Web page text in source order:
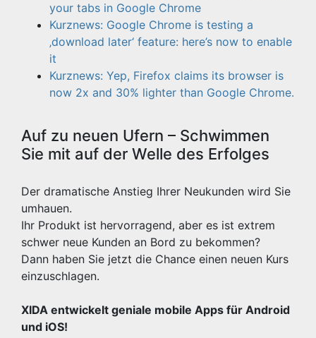
your tabs in Google Chrome
Kurznews: Google Chrome is testing a
‚download later‘ feature: here’s now to enable
it
Kurznews: Yep, Firefox claims its browser is
now 2x and 30% lighter than Google Chrome.
Auf zu neuen Ufern – Schwimmen
Sie mit auf der Welle des Erfolges
Der dramatische Anstieg Ihrer Neukunden wird Sie
umhauen.
Ihr Produkt ist hervorragend, aber es ist extrem
schwer neue Kunden an Bord zu bekommen?
Dann haben Sie jetzt die Chance einen neuen Kurs
einzuschlagen.
XIDA entwickelt geniale mobile Apps für Android
und iOS!